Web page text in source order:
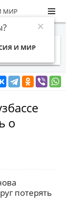
МИР
И МИР
о
потерять